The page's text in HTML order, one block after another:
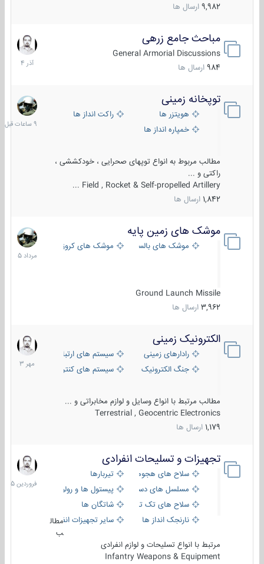
9,982 ارسال ها
مباحث جامع زرهی
General Armorial Discussions
984 ارسال ها
7
آذر
1404
توپخانه زمینی
هویتزر ها
راکت انداز ها
خمپاره انداز ها
مطالب مربوط به انواع توپهای صحرایی ، خودکششی ،
راکتی و ...
Field , Rocket & Self-propelled Artillery ...
1,842 ارسال ها
9
ساعات
قبل
موشک های زمین پایه
موشک های بالستیک موشک های کروز
Ground Launch Missile
3,962 ارسال ها
2
مرداد
1405
الکترونیک زمینی
رادارهای زمینی
سیستم های ارتباطی و جمع آوری
جنگ الکترونیک
سیستم های کنترل آتش و تجهیزات
مطالب مرتبط با انواع وسایل و لوازم مخابراتی و ...
Terrestrial , Geocentric Electronics
1,179 ارسال ها
1
مهر
1403
تجهیزات و تسلیحات انفرادی
سلاح های هجومی
تیربارها
مسلسل های دستی
پیستول ها و رولورها
سلاح های تک تیر اندازیشاتگان ها
نارنجک انداز ها
سایر تجهیزات انفرادی
مطال
ب
مرتبط با انواع تسلیحات و لوازم انفرادی
Infantry Weapons & Equipment
17
فروردین
1405